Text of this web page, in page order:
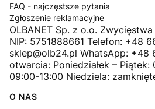
FAQ - najczęstsze pytania
Zgłoszenie reklamacyjne
OLBANET Sp. z o.o.
NIP: 5751888661 Telefon: +48
sklep@olb24.pl WhatsApp:
otwarcia: Poniedziałek –
09:00-13:00 Niedziela:
O NAS